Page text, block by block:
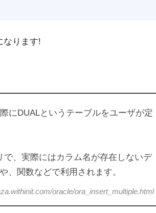
なります!
にDUALというテーブルをユーザが定
、実際にはカラム名が存在しないデ
、関数などで利用されます。
oracle/ora_insert_multiple.html